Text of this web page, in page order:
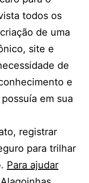
todos os
de uma
site e
de
e
em sua
registrar
para trilhar
Para ajudar